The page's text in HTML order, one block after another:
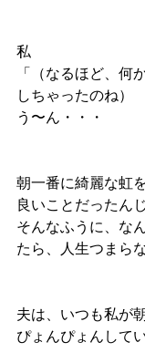
私
「（なるほど、何
しちゃったのね）
う〜ん・・・
朝一番に綺麗な虹
良いことだったん
そんなふうに、な
たら、人生つまら
夫は、いつも私が
ぴょんぴょんして